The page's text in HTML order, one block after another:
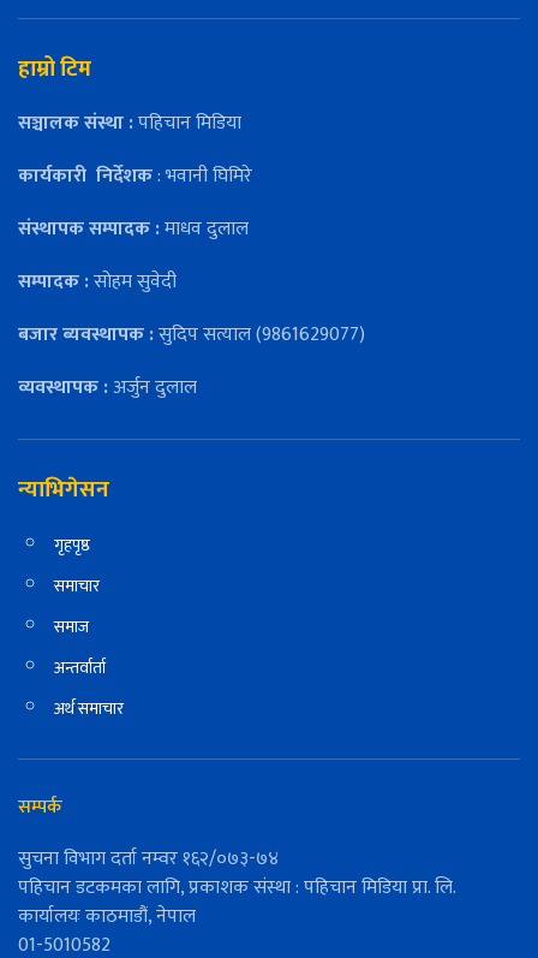
हाम्रो टिम
सञ्चालक संस्था :पहिचान मिडिया
कार्यकारी निर्देशक: भवानी घिमिरे
संस्थापक सम्पादक :माधव दुलाल
सम्पादक :सोहम सुवेदी
बजार ब्यवस्थापक :सुदिप सत्याल (9861629077)
व्यवस्थापक :अर्जुन दुलाल
न्याभिगेसन
गृहपृष्ठ
समाचार
समाज
अन्तर्वार्ता
अर्थ समाचार
सम्पर्क
सुचना विभाग दर्ता नम्वर १६२/०७३-७४
पहिचान डटकमका लागि, प्रकाशक संस्था : पहिचान मिडिया प्रा. लि.
कार्यालयः काठमाडौं, नेपाल
01-5010582